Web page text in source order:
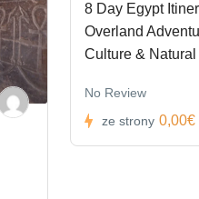
8 Day Egypt
Overland
Culture &
No Review
ze strony 0,00€